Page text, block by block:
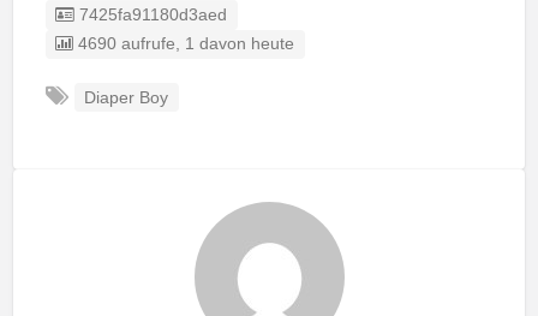
Listing ID
7425fa91180d3aed
4690 aufrufe, 1 davon heute
Diaper Boy